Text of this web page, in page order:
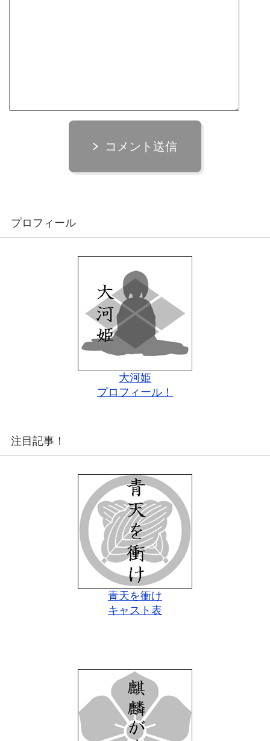
コメント送信
プロフィール
大河姫
プロフィール！
注目記事！
青天を衝け
キャスト表